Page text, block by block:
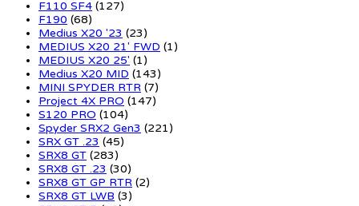
F110 SF4 (127)
F190 (68)
Medius X20 '23 (23)
MEDIUS X20 21' FWD (1)
MEDIUS X20 25' (1)
Medius X20 MID (143)
MINI SPYDER RTR (7)
Project 4X PRO (147)
S120 PRO (104)
Spyder SRX2 Gen3 (221)
SRX GT .23 (45)
SRX8 GT (283)
SRX8 GT .23 (30)
SRX8 GT GP RTR (2)
SRX8 GT LWB (3)